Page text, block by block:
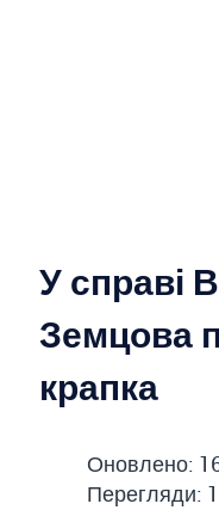
У справі
Земцова
крапка
Оновлено:
Перегляди: